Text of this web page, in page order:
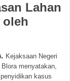
Lahan
oleh
Kejaksaan Negeri
Blora menyatakan,
kasus